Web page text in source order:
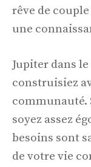
rêve de
une
Jupiter dans
construisiez
communauté.
soyez assez
besoins sont
de votre vie